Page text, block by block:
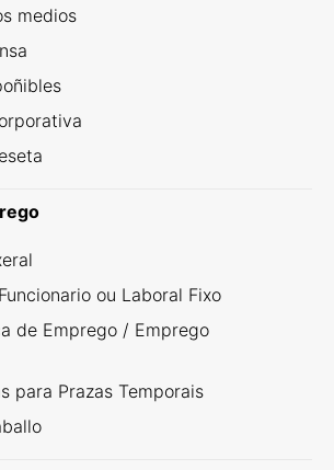
medios
ou Laboral Fixo
de Emprego / Emprego
para Prazas Temporais